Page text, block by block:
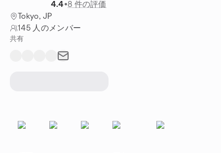
4.4•8 件の評価
Tokyo, JP
145 人のメンバー
共有